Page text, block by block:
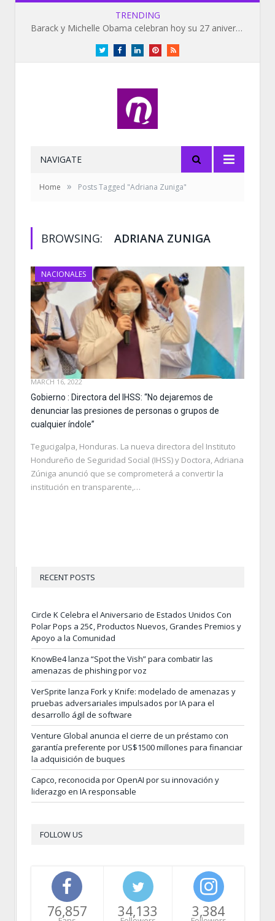
TRENDING
Barack y Michelle Obama celebran hoy su 27 aniversario de bodas
TwitterFacebookLinkedInPinterestRSS
NAVIGATE
Home » Posts Tagged "Adriana Zuniga"
BROWSING: ADRIANA ZUNIGA
NACIONALES
MARCH 16, 2022
Gobierno : Directora del IHSS: “No dejaremos de
denunciar las presiones de personas o grupos de
cualquier índole”
Tegucigalpa, Honduras. La nueva directora del Instituto
Hondureño de Seguridad Social (IHSS) y Doctora, Adriana
Zúniga anunció que se comprometerá a convertir la
institución en transparente,…
RECENT POSTS
Circle K Celebra el Aniversario de Estados Unidos Con
Polar Pops a 25¢, Productos Nuevos, Grandes Premios y
Apoyo a la Comunidad
KnowBe4 lanza “Spot the Vish” para combatir las
amenazas de phishing por voz
VerSprite lanza Fork y Knife: modelado de amenazas y
pruebas adversariales impulsados por IA para el
desarrollo ágil de software
Venture Global anuncia el cierre de un préstamo con
garantía preferente por US$1500 millones para financiar
la adquisición de buques
Capco, reconocida por OpenAI por su innovación y
liderazgo en IA responsable
FOLLOW US
76,857 34,133 3,384